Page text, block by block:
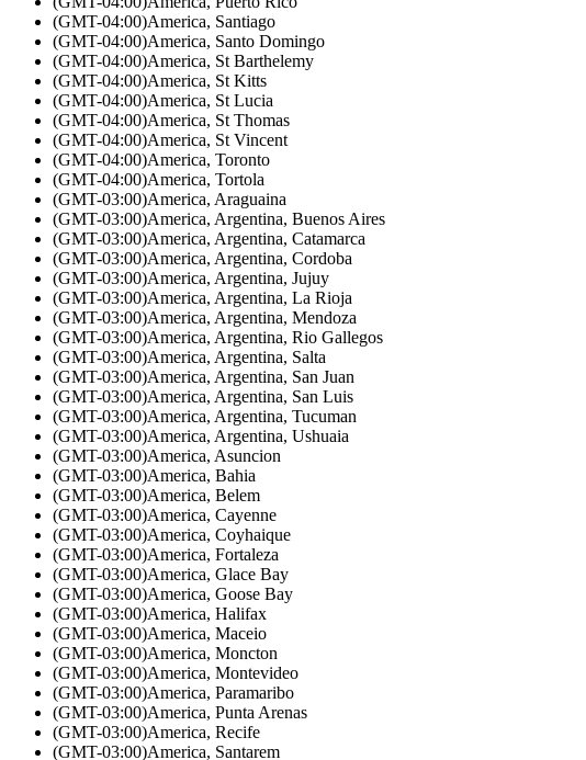
(GMT-04:00)America, Santiago
(GMT-04:00)America, Santo Domingo
(GMT-04:00)America, St Barthelemy
(GMT-04:00)America, St Kitts
(GMT-04:00)America, St Lucia
(GMT-04:00)America, St Thomas
(GMT-04:00)America, St Vincent
(GMT-04:00)America, Toronto
(GMT-04:00)America, Tortola
(GMT-03:00)America, Araguaina
(GMT-03:00)America, Argentina, Buenos Aires
(GMT-03:00)America, Argentina, Catamarca
(GMT-03:00)America, Argentina, Cordoba
(GMT-03:00)America, Argentina, Jujuy
(GMT-03:00)America, Argentina, La Rioja
(GMT-03:00)America, Argentina, Mendoza
(GMT-03:00)America, Argentina, Rio Gallegos
(GMT-03:00)America, Argentina, Salta
(GMT-03:00)America, Argentina, San Juan
(GMT-03:00)America, Argentina, San Luis
(GMT-03:00)America, Argentina, Tucuman
(GMT-03:00)America, Argentina, Ushuaia
(GMT-03:00)America, Asuncion
(GMT-03:00)America, Bahia
(GMT-03:00)America, Belem
(GMT-03:00)America, Cayenne
(GMT-03:00)America, Coyhaique
(GMT-03:00)America, Fortaleza
(GMT-03:00)America, Glace Bay
(GMT-03:00)America, Goose Bay
(GMT-03:00)America, Halifax
(GMT-03:00)America, Maceio
(GMT-03:00)America, Moncton
(GMT-03:00)America, Montevideo
(GMT-03:00)America, Paramaribo
(GMT-03:00)America, Punta Arenas
(GMT-03:00)America, Recife
(GMT-03:00)America, Santarem